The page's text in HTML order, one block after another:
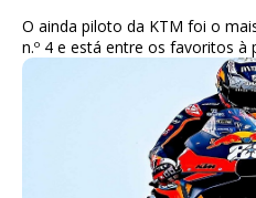
O ainda piloto da KTM foi o
n.º 4 e está entre os favoritos à